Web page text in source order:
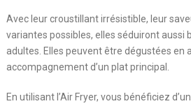
Avec leur croustillant irrésistible, leur
variantes possibles, elles séduiront aussi
adultes. Elles peuvent être dégustées en
accompagnement d’un plat principal.
En utilisant l’Air Fryer, vous bénéficiez